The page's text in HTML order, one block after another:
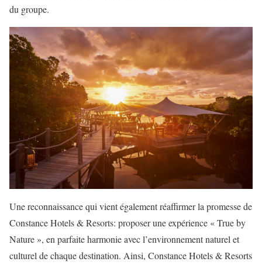
du groupe.
Une reconnaissance qui vient également réaffirmer la promesse de
Constance Hotels & Resorts: proposer une expérience « True by
Nature », en parfaite harmonie avec l’environnement naturel et
culturel de chaque destination. Ainsi, Constance Hotels & Resorts